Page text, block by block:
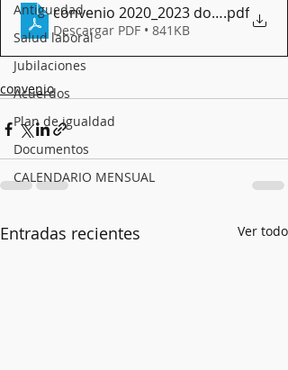
Antiguedad
Salud laboral
Jubilaciones
Acuerdos
Plan de igualdad
Documentos
CALENDARIO MENSUAL
convenio 2020_2023 docx.pdf
Descargar PDF • 841KB
convenio
Entradas recientes Ver todo